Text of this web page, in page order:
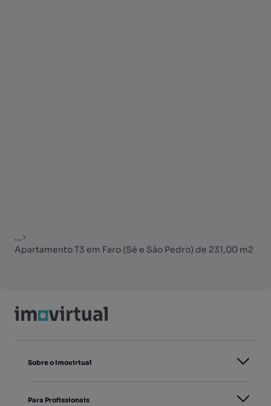
...
Apartamento T3 em Faro (Sé e São Pedro) de 231,00 m2
Sobre o Imovirtual
Para Profissionais